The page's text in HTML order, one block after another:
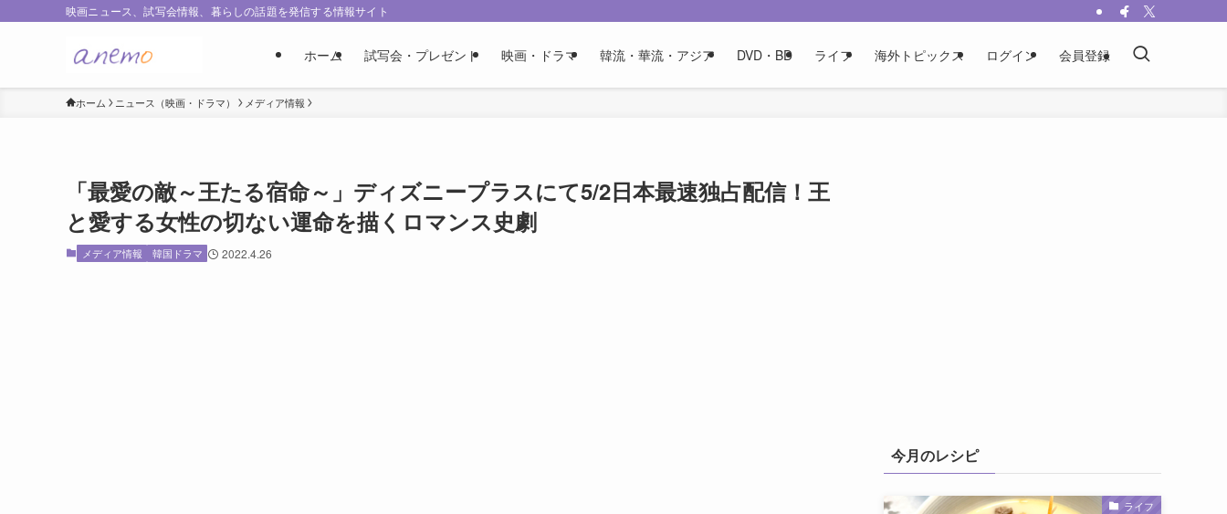
映画ニュース、試写会情報、暮らしの話題を発信する情報サイト
ホーム 試写会・プレゼント 映画・ドラマ 韓流・華流・アジア DVD・BD ライフ 海外トピックス ログイン 会員登録
ホーム ニュース（映画・ドラマ） メディア情報
「最愛の敵～王たる宿命～」ディズニープラスにて5/2日本最速独占配信！王
と愛する女性の切ない運命を描くロマンス史劇
メディア情報 韓国ドラマ 2022.4.26
今月のレシピ
ライフ